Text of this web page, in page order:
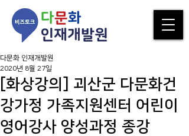
[화상강의] 괴산군 다문화건
강가정 가족지원센터 어린이
영어강사 양성과정 종강
다문화 인재개발원
2020년 8월 27일